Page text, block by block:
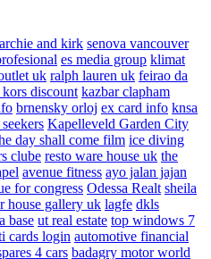
archie and kirk senova vancouver
es media group klimat
uk ralph lauren uk feirao da
discount kazbar clapham
brnensky orloj ex card info knsa
Kapelleveld Garden City
day shall come film ice diving
clube resto ware house uk the
avenue fitness ayo jalan jajan
for congress Odessa Realt sheila
house gallery uk lagfe dkls
base ut real estate top windows 7
cards login automotive financial
4 cars badagry motor world